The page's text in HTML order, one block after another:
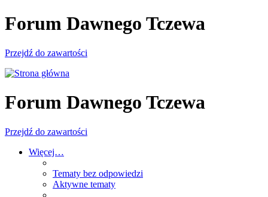
Forum Dawnego Tczewa
Przejdź do zawartości
Forum Dawnego Tczewa
Przejdź do zawartości
Więcej…
Tematy bez odpowiedzi
Aktywne tematy